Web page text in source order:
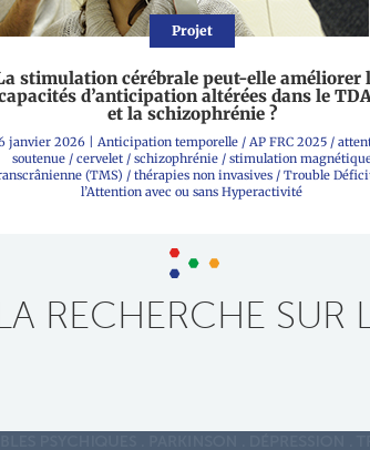
Projet
stimulation cérébrale peut-elle améliorer
d’anticipation altérées dans le
et la schizophrénie ?
janvier 2026 Anticipation temporelle / AP FRC 2025 /
soutenue/ cervelet/ schizophrénie/ stimulation
(TMS) / thérapies non invasives / Trouble
l’Attention avec ou sans Hyperactivité
RECHERCHE SUR